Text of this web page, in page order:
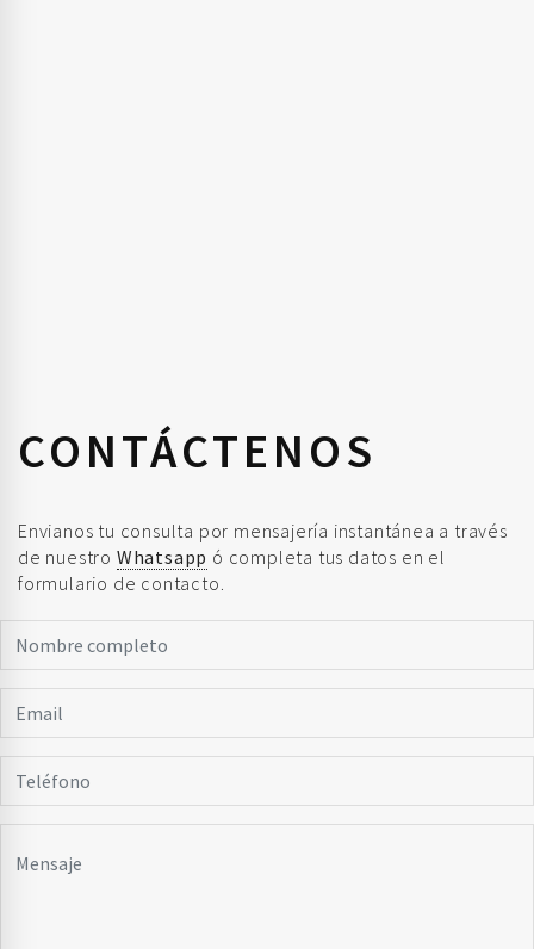
CONTÁCTENOS
Envianos tu consulta por mensajería instantánea a través
de nuestro Whatsapp ó completa tus datos en el
formulario de contacto.